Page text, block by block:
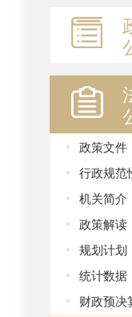
政策文件
行政规范
机关简介
政策解读
规划计划
统计数据
财政预决